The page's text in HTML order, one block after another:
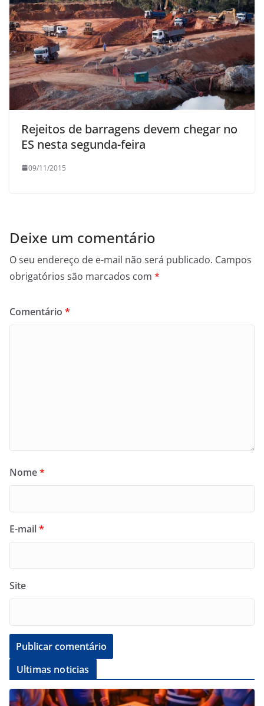
Rejeitos de barragens devem chegar no
ES nesta segunda-feira
09/11/2015
Deixe um comentário
O seu endereço de e-mail não será publicado. Campos
obrigatórios são marcados com *
Comentário *
Nome*
E-mail*
Site
Ultimas noticias